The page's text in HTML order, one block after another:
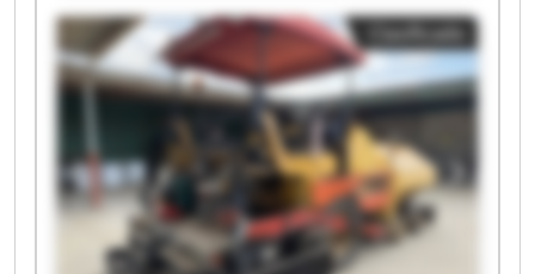
Srl Otto Machine Srl Otto Machine Srl Otto
Machine Srl Otto Machine Srl Otto Machine Srl
Otto Machine Srl Otto Machine Srl Otto Machine
Srl Otto Machine Srl
Clasificado